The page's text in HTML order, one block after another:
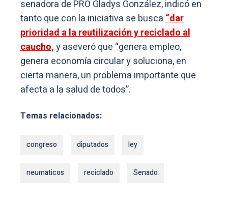
senadora de PRO Gladys González, indicó en
tanto que con la iniciativa se busca“dar
prioridad a la reutilización y reciclado al
caucho,y aseveró que “genera empleo,
genera economía circular y soluciona, en
cierta manera, un problema importante que
afecta a la salud de todos”.
Temas relacionados:
congreso diputados ley
neumaticos reciclado Senado